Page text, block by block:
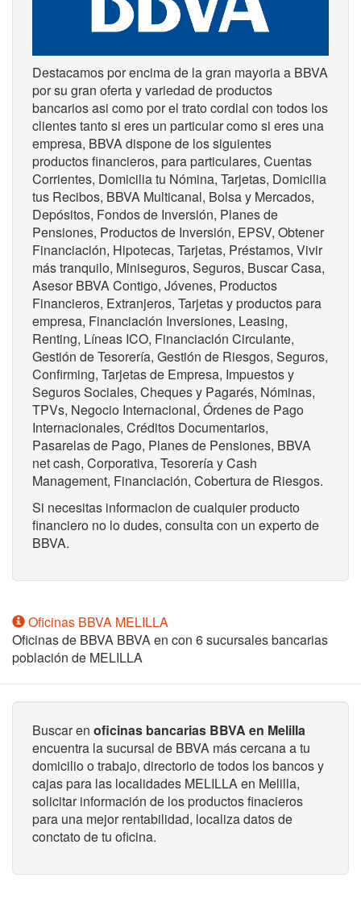
Destacamos por encima de la gran mayoria a BBVA
por su gran oferta y variedad de productos
bancarios asi como por el trato cordial con todos los
clientes tanto si eres un particular como si eres una
empresa, BBVA dispone de los siguientes
productos financieros, para particulares, Cuentas
Corrientes, Domicilia tu Nómina, Tarjetas, Domicilia
tus Recibos, BBVA Multicanal, Bolsa y Mercados,
Depósitos, Fondos de Inversión, Planes de
Pensiones, Productos de Inversión, EPSV, Obtener
Financiación, Hipotecas, Tarjetas, Préstamos, Vivir
más tranquilo, Miniseguros, Seguros, Buscar Casa,
Asesor BBVA Contigo, Jóvenes, Productos
Financieros, Extranjeros, Tarjetas y productos para
empresa, Financiación Inversiones, Leasing,
Renting, Líneas ICO, Financiación Circulante,
Gestión de Tesorería, Gestión de Riesgos, Seguros,
Confirming, Tarjetas de Empresa, Impuestos y
Seguros Sociales, Cheques y Pagarés, Nóminas,
TPVs, Negocio Internacional, Órdenes de Pago
Internacionales, Créditos Documentarios,
Pasarelas de Pago, Planes de Pensiones, BBVA
net cash, Corporativa, Tesorería y Cash
Management, Financiación, Cobertura de Riesgos.
Si necesitas informacion de cualquier producto
financiero no lo dudes, consulta con un experto de
BBVA.
Oficinas BBVA MELILLA
Oficinas de BBVA BBVA en con 6 sucursales bancarias
población de MELILLA
Buscar en oficinas bancarias BBVA en Melilla
encuentra la sucursal de BBVA más cercana a tu
domicilio o trabajo, directorio de todos los bancos y
cajas para las localidades MELILLA en Melilla,
solicitar información de los productos finacieros
para una mejor rentabilidad, localiza datos de
conctato de tu oficina.